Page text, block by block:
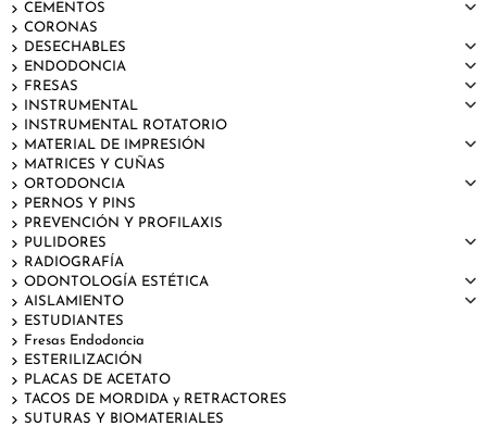
CEMENTOS
CORONAS
DESECHABLES
ENDODONCIA
FRESAS
INSTRUMENTAL
INSTRUMENTAL ROTATORIO
MATERIAL DE IMPRESIÓN
MATRICES Y CUÑAS
ORTODONCIA
PERNOS Y PINS
PREVENCIÓN Y PROFILAXIS
PULIDORES
RADIOGRAFÍA
ODONTOLOGÍA ESTÉTICA
AISLAMIENTO
ESTUDIANTES
Fresas Endodoncia
ESTERILIZACIÓN
PLACAS DE ACETATO
TACOS DE MORDIDA y RETRACTORES
SUTURAS Y BIOMATERIALES